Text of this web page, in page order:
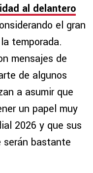
al delantero
el gran
temporada.
mensajes de
de algunos
a asumir que
un papel muy
2026 y que sus
serán bastante